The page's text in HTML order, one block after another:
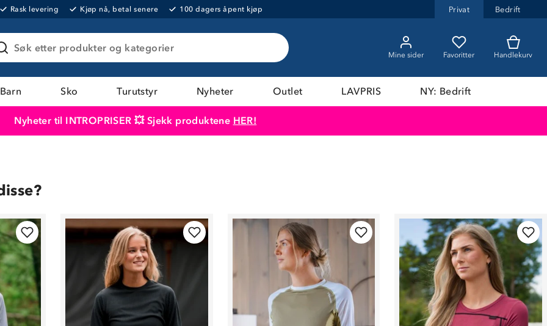
Rask levering Kjøp nå, betal senere 100 dagers åpent kjøp Privat Bedrift
Søk etter produkter og kategorier
Mine sider Favoritter Handlekurv
Barn Sko Turutstyr Nyheter Outlet LAVPRIS NY: Bedrift
Nyheter til INTROPRISER 💥 Sjekk produktene HER!